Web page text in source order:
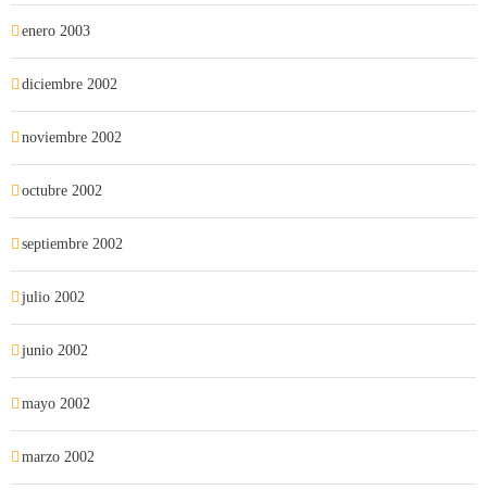
enero 2003
diciembre 2002
noviembre 2002
octubre 2002
septiembre 2002
julio 2002
junio 2002
mayo 2002
marzo 2002